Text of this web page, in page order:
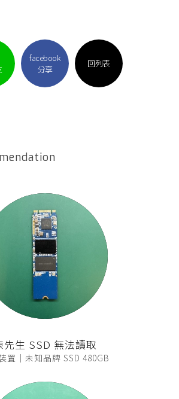
facebook
分享
回列表
先生 SSD 無法讀取
置｜未知品牌 SSD 480GB